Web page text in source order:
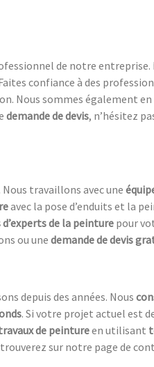
de notre
confiance à des
Nous sommes également
demande de devis, n’hésitez
travaillons avec une
avec la pose d’enduits et la
de la peinturepour
ou une demande de devis
depuis des années. Nous
. Si votre projet actuel est
de peintureen utilisant
sur notre page de